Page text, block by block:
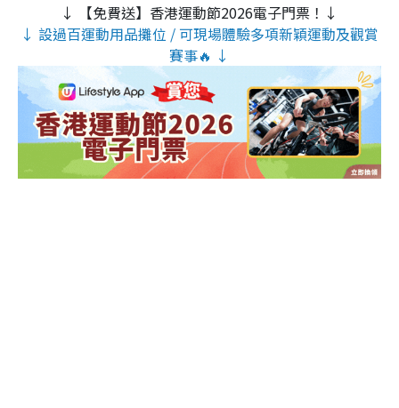
↓ 【免費送】香港運動節2026電子門票！↓
↓ 設過百運動用品攤位 / 可現場體驗多項新穎運動及觀賞
賽事🔥 ↓